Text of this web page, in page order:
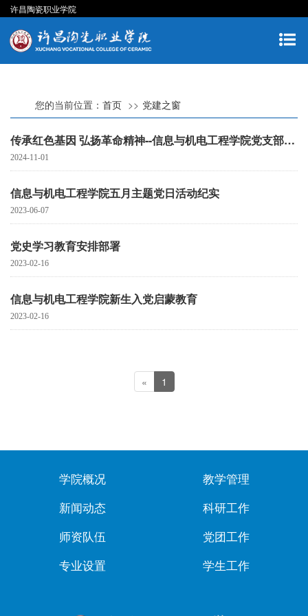
许昌陶瓷职业学院
您的当前位置： 首页 党建之窗
传承红色基因 弘扬革命精神--信息与机电工程学院党支部开展党日活动
2024-11-01
信息与机电工程学院五月主题党日活动纪实
2023-06-07
党史学习教育安排部署
2023-02-16
信息与机电工程学院新生入党启蒙教育
2023-02-16
« 1
学院概况
新闻动态
师资队伍
专业设置
教学管理
科研工作
党团工作
学生工作